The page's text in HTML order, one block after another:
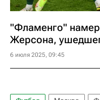
"Фламенго"
Жерсона,
6 июля 2025, 09:45